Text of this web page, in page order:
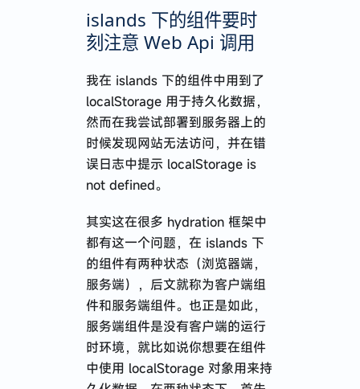
islands 下的组件要时
刻注意 Web Api 调用
我在 islands 下的组件中用到了
localStorage 用于持久化数据，
然而在我尝试部署到服务器上的
时候发现网站无法访问，并在错
误日志中提示 localStorage is
not defined。
其实这在很多 hydration 框架中
都有这一个问题，在 islands 下
的组件有两种状态（浏览器端，
服务端），后文就称为客户端组
件和服务端组件。也正是如此，
服务端组件是没有客户端的运行
时环境，就比如说你想要在组件
中使用 localStorage 对象用来持